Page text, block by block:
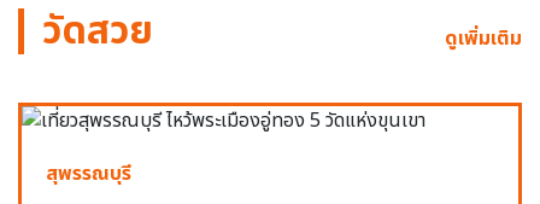
วัดสวย ดูเพิ่มเติม
สุพรรณบุรี